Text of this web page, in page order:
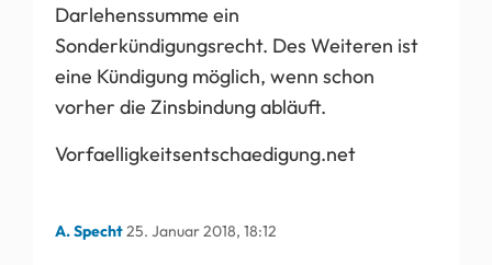
Darlehenssumme ein
Sonderkündigungsrecht. Des Weiteren ist
eine Kündigung möglich, wenn schon
vorher die Zinsbindung abläuft.
Vorfaelligkeitsentschaedigung.net
A. Specht 25. Januar 2018, 18:12